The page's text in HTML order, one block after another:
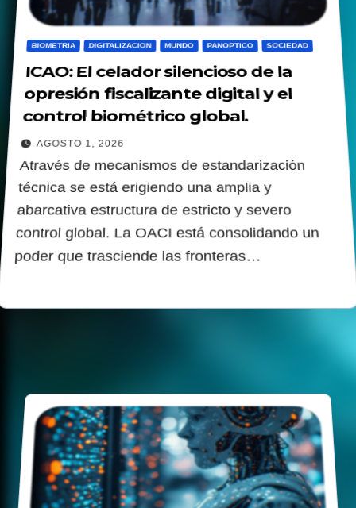
BIOMETRIA DIGITALIZACION MUNDO PANOPTICO SOCIEDAD
ICAO: El celador silencioso de la
opresión fiscalizante digital y el
control biométrico global.
AGOSTO 1, 2026
Através de mecanismos de estandarización
técnica se está erigiendo una amplia y
abarcativa estructura de estricto y severo
control global. La OACI está consolidando un
poder que trasciende las fronteras…